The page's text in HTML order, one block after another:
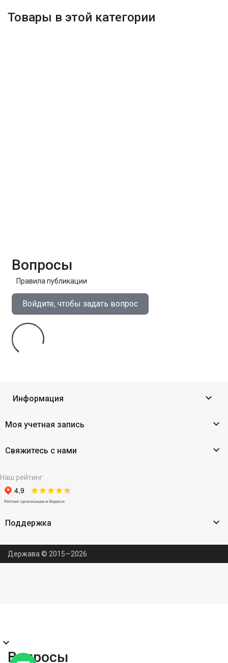
Товары в этой категории
Вопросы
Правила публикации
Войдите, чтобы задать вопрос
Информация 
Моя учетная запись 
Свяжитесь с нами 
Наш рейтинг:
Поддержка 
Держава © 2015—2026
expand_more
Вопросы